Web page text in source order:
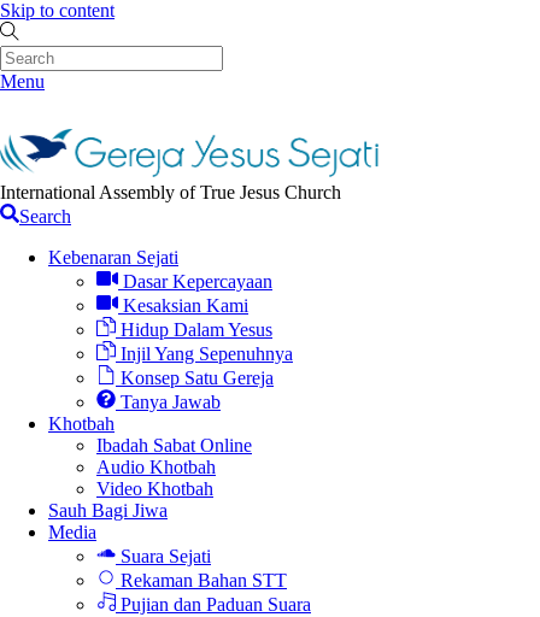
Skip to content
Menu
International Assembly of True Jesus Church
Search
Kebenaran Sejati
Dasar Kepercayaan
Kesaksian Kami
Hidup Dalam Yesus
Injil Yang Sepenuhnya
Konsep Satu Gereja
Tanya Jawab
Khotbah
Ibadah Sabat Online
Audio Khotbah
Video Khotbah
Sauh Bagi Jiwa
Media
Suara Sejati
Rekaman Bahan STT
Pujian dan Paduan Suara